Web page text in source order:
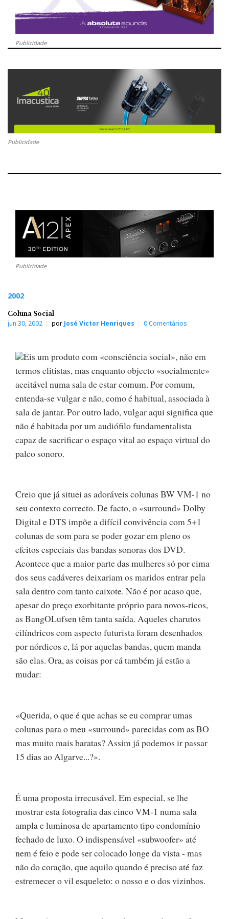
Publicidade
Publicidade
Publicidade
2002
Coluna Social
jun 30, 2002 por José Victor Henriques 0 Comentários
Eis um produto com «consciência social», não em
termos elitistas, mas enquanto objecto «socialmente»
aceitável numa sala de estar comum. Por comum,
entenda-se vulgar e não, como é habitual, associada à
sala de jantar. Por outro lado, vulgar aqui significa que
não é habitada por um audiófilo fundamentalista
capaz de sacrificar o espaço vital ao espaço virtual do
palco sonoro.
Creio que já situei as adoráveis colunas BW VM-1 no
seu contexto correcto. De facto, o «surround» Dolby
Digital e DTS impõe a difícil convivência com 5+1
colunas de som para se poder gozar em pleno os
efeitos especiais das bandas sonoras dos DVD.
Acontece que a maior parte das mulheres só por cima
dos seus cadáveres deixariam os maridos entrar pela
sala dentro com tanto caixote. Não é por acaso que,
apesar do preço exorbitante próprio para novos-ricos,
as BangOLufsen têm tanta saída. Aqueles charutos
cilíndricos com aspecto futurista foram desenhados
por nórdicos e, lá por aquelas bandas, quem manda
são elas. Ora, as coisas por cá também já estão a
mudar:
«Querida, o que é que achas se eu comprar umas
colunas para o meu «surround» parecidas com as BO
mas muito mais baratas? Assim já podemos ir passar
15 dias ao Algarve...?».
É uma proposta irrecusável. Em especial, se lhe
mostrar esta fotografia das cinco VM-1 numa sala
ampla e luminosa de apartamento tipo condomínio
fechado de luxo. O indispensável «subwoofer» até
nem é feio e pode ser colocado longe da vista - mas
não do coração, que aquilo quando é preciso até faz
estremecer o vil esqueleto: o nosso e o dos vizinhos.